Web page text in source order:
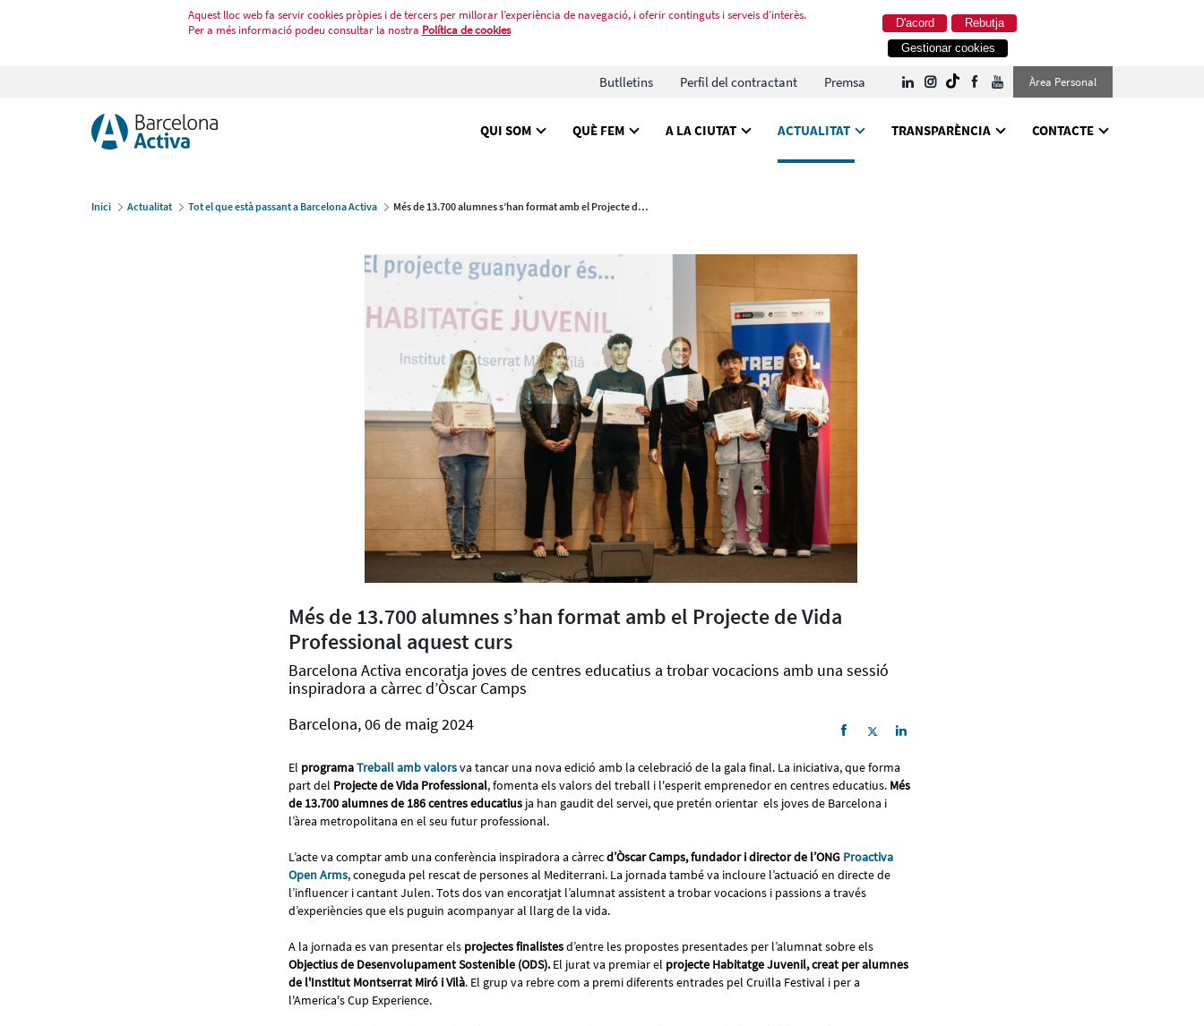
Aquest lloc web fa servir cookies pròpies i de tercers per millorar l’experiència de navegació, i oferir continguts i serveis d’interès.
Per a més informació podeu consultar la nostra Política de cookies Rebutja
D'acord
Gestionar cookies
Butlletins Perfil del contractant Premsa Àrea Personal
QUI SOM QUÈ FEM A LA CIUTAT ACTUALITAT TRANSPARÈNCIA CONTACTE
Inici Actualitat Tot el que està passant a Barcelona Activa Més de 13.700 alumnes s’han format amb el Projecte de Vida Professional aquest curs
Més de 13.700 alumnes s’han format amb el Projecte de Vida
Professional aquest curs
Barcelona Activa encoratja joves de centres educatius a trobar vocacions amb una sessió
inspiradora a càrrec d’Òscar Camps
Barcelona, 06 de maig 2024
El programaTreball amb valorsva tancar una nova edició amb la celebració de la gala final. La iniciativa, que forma
part del Projecte de Vida Professional, fomenta els valors del treball i l'esperit emprenedor en centres educatius. Més
de 13.700 alumnes de 186 centres educatius ja han gaudit del servei, que pretén orientar els joves de Barcelona i
l’àrea metropolitana en el seu futur professional.
L’acte va comptar amb una conferència inspiradora a càrrecd’Òscar Camps, fundador i director de l’ONG Proactiva
Open Arms, coneguda pel rescat de persones al Mediterrani. La jornada també va incloure l’actuació en directe de
l’influencer i cantant Julen. Tots dos van encoratjat l’alumnat assistent a trobar vocacions i passions a través
d’experiències que els puguin acompanyar al llarg de la vida.
A la jornada es van presentar els projectes finalistesd’entre les propostes presentades per l’alumnat sobre els
Objectius de Desenvolupament Sostenible (ODS). El jurat va premiar el projecte Habitatge Juvenil, creat per alumnes
de l'Institut Montserrat Miró i Vilà. El grup va rebre com a premi diferents entrades pel Cruïlla Festival i per a
l'America's Cup Experience.